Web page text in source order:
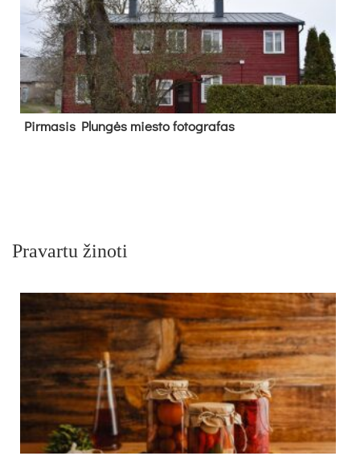
Pir­ma­sis Plun­gės mies­to fo­tog­ra­fas
Pravartu žinoti